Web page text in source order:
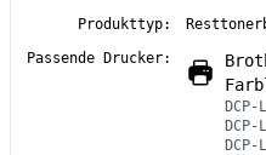
Produkttyp:
Passende Drucker:
DCP-L
DCP-L
DCP-L